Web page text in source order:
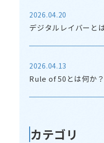
2026.04.20
デジタルレイバーと
2026.04.13
Rule of 50とは何か
カテゴリ